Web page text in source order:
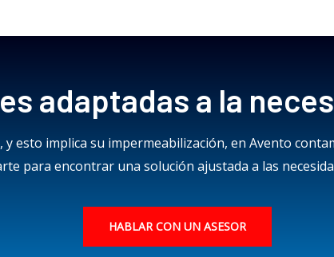
adaptadas a la
esto implica su impermeabilización, en Avento
para encontrar una solución ajustada a las
HABLAR CON UN ASESOR